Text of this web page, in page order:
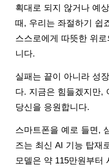
획대로 되지 않거나 예
때, 우리는 좌절하기 쉽
스스로에게 따뜻한 위
니다.
실패는 끝이 아니라 성
다. 지금은 힘들겠지만,
당신을 응원합니다.
스마트폰을 예로 들면,
즈는 최신 AI 기능 탑재
모델은 약 115만원부터